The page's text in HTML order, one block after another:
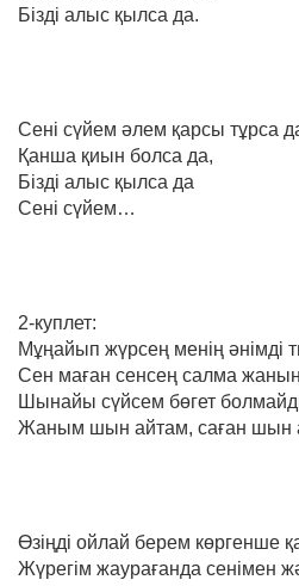
Бізді алыс қылса да.
Сені сүйем әлем қарсы тұрса
Қанша қиын болса да,
Бізді алыс қылса да
Сені сүйем…
2-куплет:
Мұңайып жүрсең менің әнімді
Сен маған сенсең салма
Шынайы сүйсем бөгет
Жаным шын айтам, саған шын
Өзіңді ойлай берем көргенше
Жүрегім жаурағанда сенімен